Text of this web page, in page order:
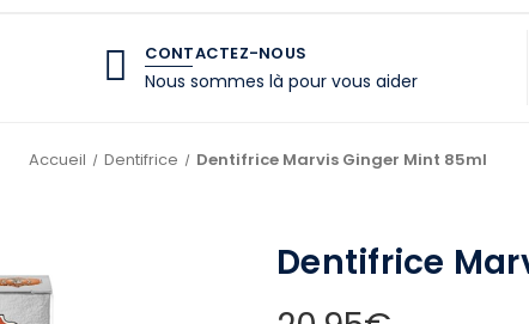
CONTACTEZ-NOUS
Nous sommes là pour vous aider
Accueil Dentifrice Dentifrice Marvis Ginger Mint 85ml
Dentifrice